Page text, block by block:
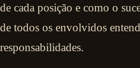
de cada posição e como o
de todos os envolvidos
responsabilidades.